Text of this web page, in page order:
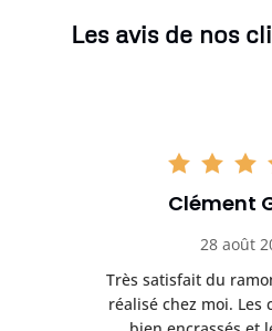
Les avis de nos
Clément
28 août
Très satisfait du
réalisé chez moi. Les